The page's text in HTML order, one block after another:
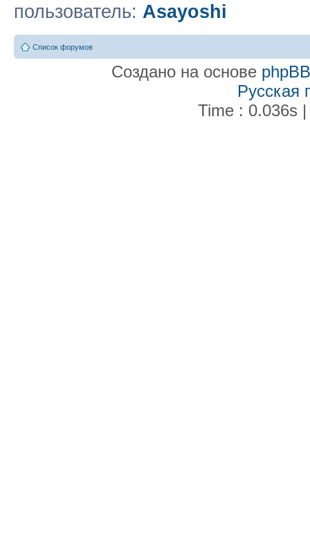
пользователь: Asayoshi
Список форумов
Создано на основе phpBB
Русская
Time : 0.036s